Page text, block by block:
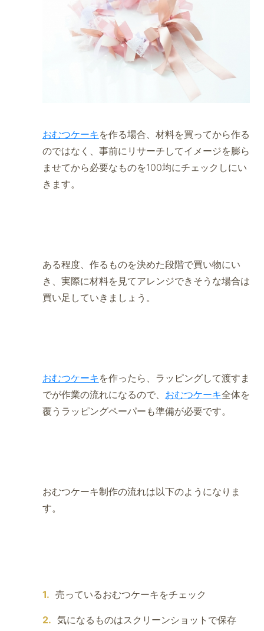
おむつケーキ を作る場合、材料を買ってから作る
のではなく、事前にリサーチしてイメージを膨ら
ませてから必要なものを100均にチェックしにい
きます。
ある程度、作るものを決めた段階で買い物にい
き、実際に材料を見てアレンジできそうな場合は
買い足していきましょう。
おむつケーキ を作ったら、ラッピングして渡すま
でが作業の流れになるので、 おむつケーキ全体を
覆うラッピングペーパーも準備が必要です。
おむつケーキ制作の流れは以下のようになりま
す。
売っているおむつケーキをチェック
気になるものはスクリーンショットで保存